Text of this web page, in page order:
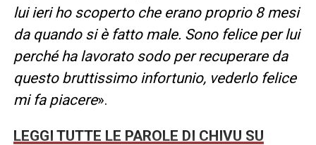
lui ieri ho scoperto che erano proprio 8 mesi
da quando si è fatto male. Sono felice per lui
perché ha lavorato sodo per recuperare da
questo bruttissimo infortunio, vederlo felice
mi fa piacere».
LEGGI TUTTE LE PAROLE DI CHIVU SU